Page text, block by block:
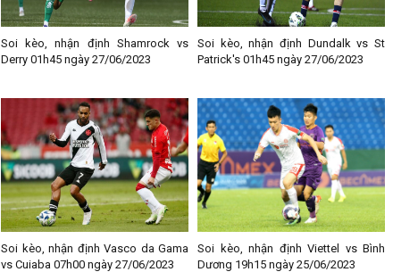
Soi kèo, nhận định Shamrock vs
Derry 01h45 ngày 27/06/2023
Soi kèo, nhận định Dundalk vs St
Patrick's 01h45 ngày 27/06/2023
Soi kèo, nhận định Vasco da Gama
vs Cuiaba 07h00 ngày 27/06/2023
Soi kèo, nhận định Viettel vs Bình
Dương 19h15 ngày 25/06/2023